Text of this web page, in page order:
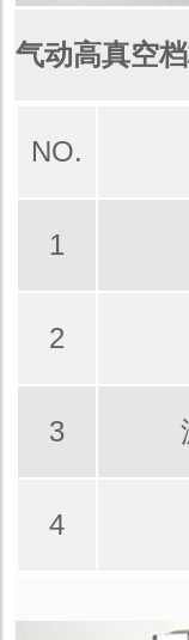
气动高真空
NO.
1
2
3
4